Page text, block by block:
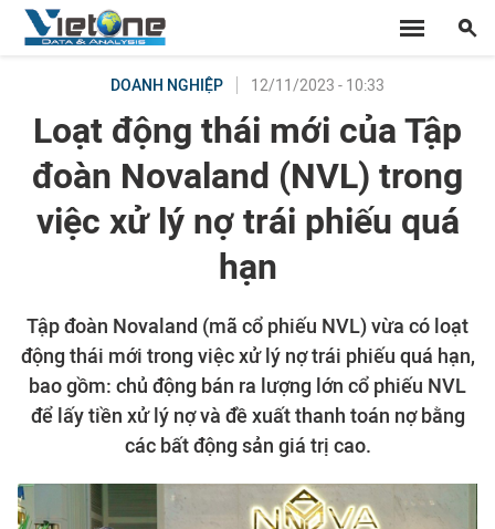
DOANH NGHIỆP 12/11/2023 - 10:33
Loạt động thái mới của Tập
đoàn Novaland (NVL) trong
việc xử lý nợ trái phiếu quá
hạn
Tập đoàn Novaland (mã cổ phiếu NVL) vừa có loạt
động thái mới trong việc xử lý nợ trái phiếu quá hạn,
bao gồm: chủ động bán ra lượng lớn cổ phiếu NVL
để lấy tiền xử lý nợ và đề xuất thanh toán nợ bằng
các bất động sản giá trị cao.